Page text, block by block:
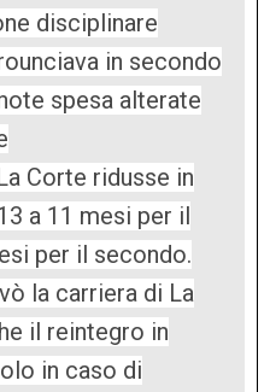
disciplinare
in secondo
spesa alterate
Corte ridusse in
a 11 mesi per il
per il secondo.
la carriera di La
il reintegro in
in caso di